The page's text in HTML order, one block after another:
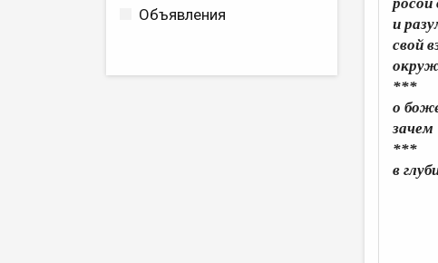
Объявления
и
свой
***
о
зачем
***
в